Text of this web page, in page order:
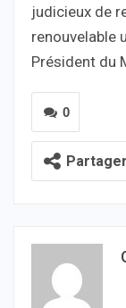
judicieux de
renouvelable
Président du
0
Partager